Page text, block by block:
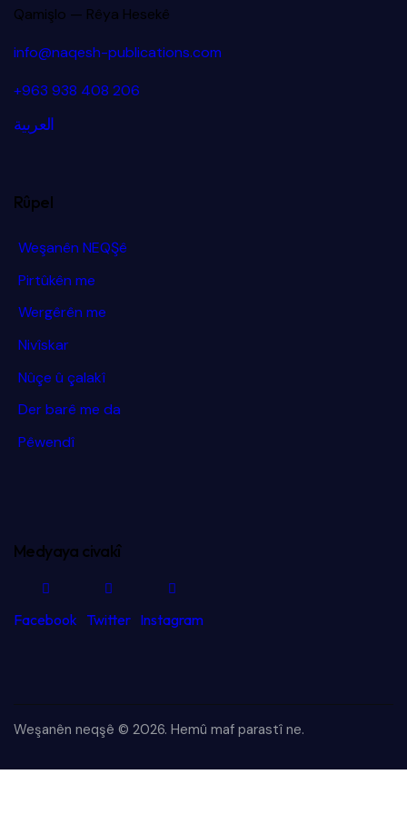
Qamişlo — Rêya Hesekê
info@naqesh-publications.com
+963 938 408 206
العربية
Rûpel
Weşanên NEQŞê
Pirtûkên me
Wergêrên me
Nivîskar
Nûçe û çalakî
Der barê me da
Pêwendî
Medyaya civakî
Facebook Twitter Instagram
Weşanên neqşê © 2026. Hemû maf parastî ne.